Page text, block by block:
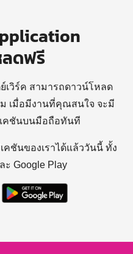
ลดฟรี
เวิร์ค สามารถดาวน์โหลด
เมื่อมีงานที่คุณสนใจ จะมี
คชันบนมือถือทันที
คชันของเราได้แล้ววันนี้ ทั้ง
ะ Google Play